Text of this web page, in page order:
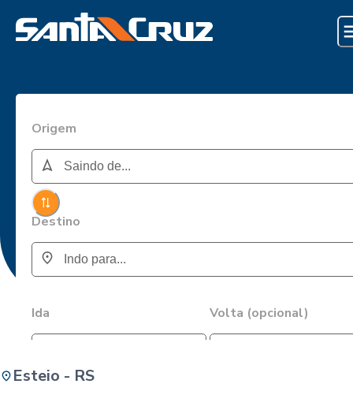
Origem
Destino
Ida Volta (opcional)
Esteio - RS